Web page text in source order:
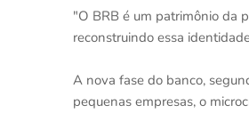
"O BRB é um patrimônio da
reconstruindo essa
A nova fase do banco,
pequenas empresas, o